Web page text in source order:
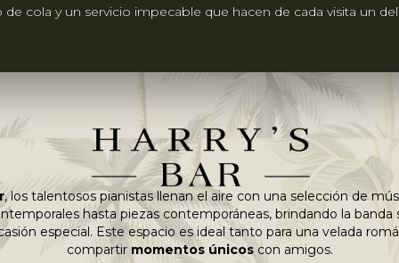
cola y un servicio impecable que hacen de cada visita un
, los talentosos pianistas llenan el aire con una selección de
hasta piezas contemporáneas, brindando la banda
especial. Este espacio es ideal tanto para una velada
compartir momentos únicoscon amigos.